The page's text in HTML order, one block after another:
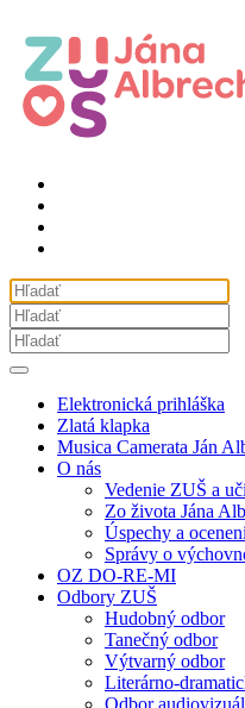
Elektronická prihláška
Zlatá klapka
Musica Camerata Ján
O nás
Vedenie ZUŠ a
Zo života Jána
Úspechy a
Správy o
OZ DO-RE-MI
Odbory ZUŠ
Hudobný odbor
Tanečný odbor
Výtvarný odbor
Literárno-
Odbor